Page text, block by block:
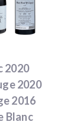
2020
2020
2016
Blanc